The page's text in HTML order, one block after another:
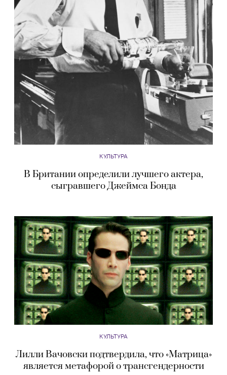
КУЛЬТУРА
В Британии определили лучшего актера,
сыгравшего Джеймса Бонда
КУЛЬТУРА
Лилли Вачовски подтвердила, что «Матрица»
является метафорой о трансгендерности